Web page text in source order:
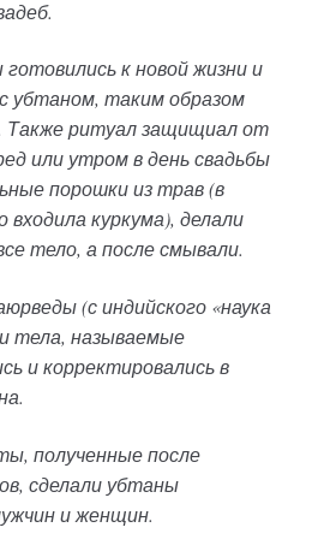
к новой жизни и
убтаном, таким образом
Также ритуал защищиал от
или утром в день свадьбы
порошки из трав (в
куркума), делали
тело, а после смывали.
(с индийского «наука
тела, называемые
и корректировались в
полученные после
сделали убтаны
и женщин.